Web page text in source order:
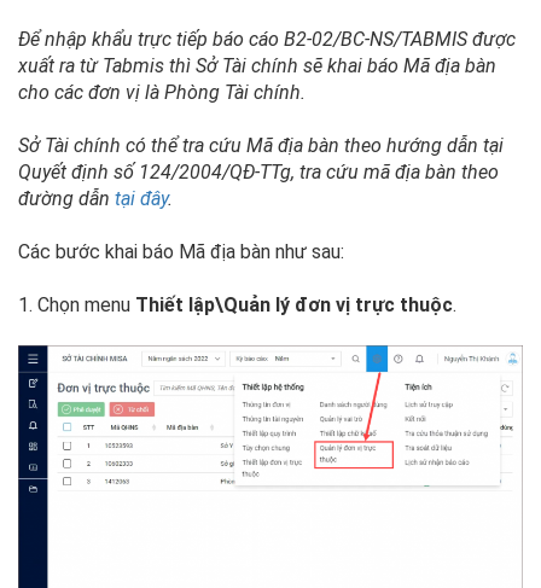
Để nhập khẩu trực tiếp báo cáo B2-02/BC-NS/TABMIS được
xuất ra từ Tabmis thì Sở Tài chính sẽ khai báo Mã địa bàn
cho các đơn vị là Phòng Tài chính.
Sở Tài chính có thể tra cứu Mã địa bàn theo hướng dẫn tại
Quyết định số 124/2004/QĐ-TTg, tra cứu mã địa bàn theo
đường dẫn tại đây.
Các bước khai báo Mã địa bàn như sau:
1. Chọn menu Thiết lập\Quản lý đơn vị trực thuộc.